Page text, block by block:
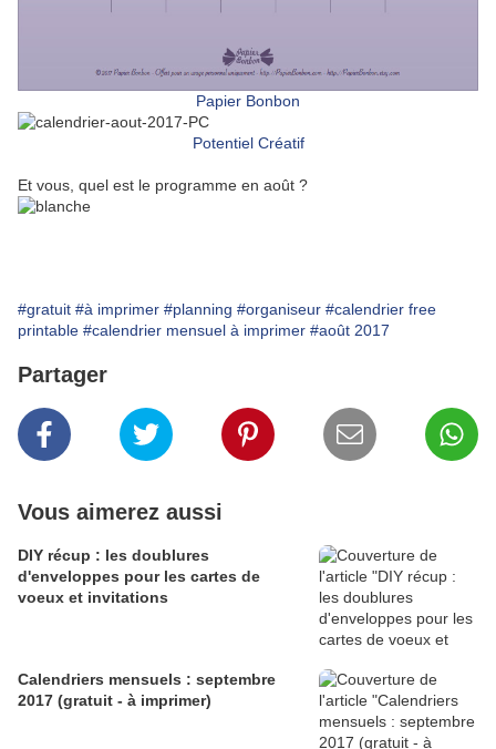
Papier Bonbon
Potentiel Créatif
Et vous, quel est le programme en août ?
#gratuit #à imprimer #planning #organiseur #calendrier free
printable #calendrier mensuel à imprimer #août 2017
Partager
Vous aimerez aussi
DIY récup : les doublures
d'enveloppes pour les cartes de
voeux et invitations
Calendriers mensuels : septembre
2017 (gratuit - à imprimer)